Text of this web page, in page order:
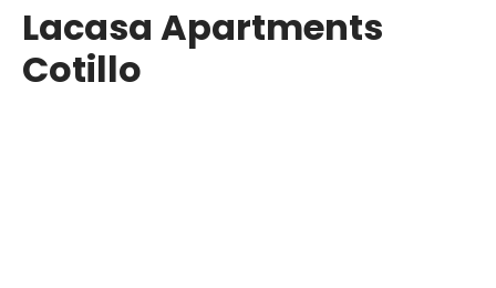
Lacasa Apartments
Cotillo